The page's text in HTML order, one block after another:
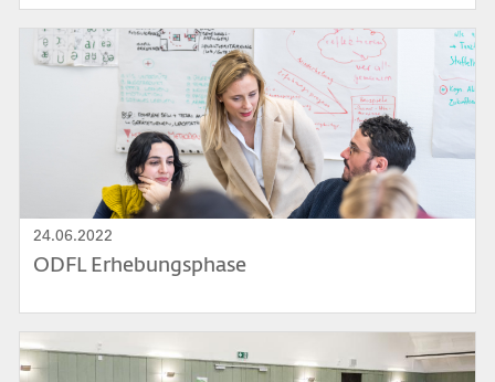
Bild
24.06.2022
ODFL Erhebungsphase